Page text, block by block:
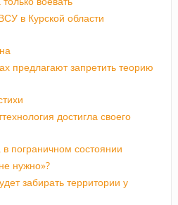
в Курской области
предлагают запретить теорию
достигла своего
пограничном состоянии
нужно»?
забирать территории у